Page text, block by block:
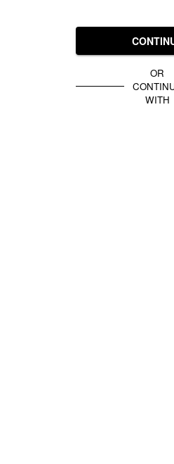
OR
WITH